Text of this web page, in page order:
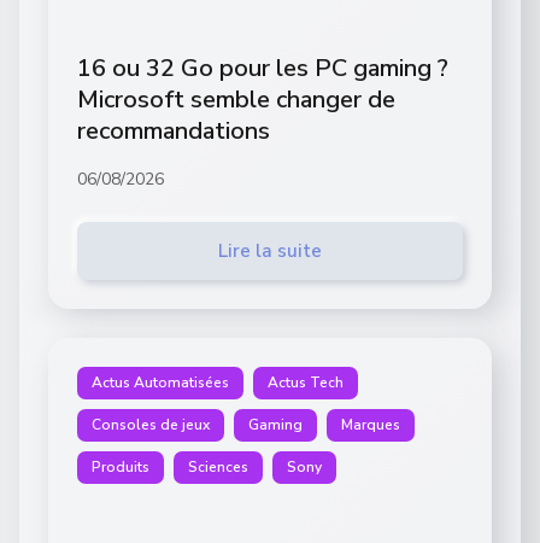
16 ou 32 Go pour les PC gaming ?
Microsoft semble changer de
recommandations
06/08/2026
Lire la suite
Actus Automatisées Actus Tech
Consoles de jeux Gaming Marques
Produits Sciences Sony